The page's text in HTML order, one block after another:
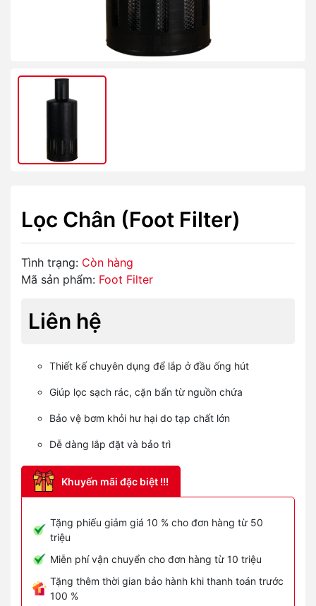
Lọc Chân (Foot Filter)
Tình trạng: Còn hàng
Mã sản phẩm: Foot Filter
Liên hệ
Thiết kế chuyên dụng để lắp ở đầu ống hút
Giúp lọc sạch rác, cặn bẩn từ nguồn chứa
Bảo vệ bơm khỏi hư hại do tạp chất lớn
Dễ dàng lắp đặt và bảo trì
Khuyến mãi đặc biệt !!!
Tặng phiếu giảm giá 10 % cho đơn hàng từ 50
triệu
Miễn phí vận chuyển cho đơn hàng từ 10 triệu
Tặng thêm thời gian bảo hành khi thanh toán trước
100 %